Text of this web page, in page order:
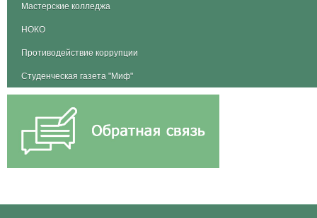
Мастерские колледжа
НОКО
Противодействие коррупции
Студенческая газета "Миф"